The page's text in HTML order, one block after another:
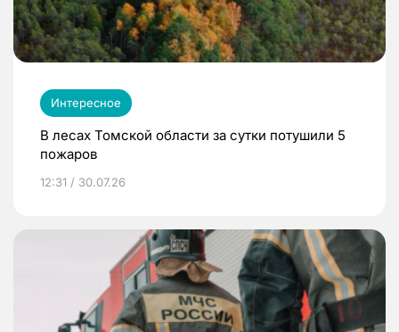
Интересное
В лесах Томской области за сутки потушили 5
пожаров
12:31 / 30.07.26